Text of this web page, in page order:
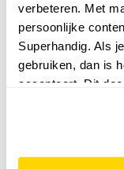
verbeteren. Met
persoonlijke
Superhandig. Als
gebruiken, dan is
accepteert. Dit
website niet